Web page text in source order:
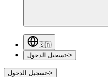
🇸🇦
تسجيل الدخول->
تسجيل الدخول->